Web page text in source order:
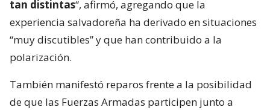
tan distintas“, afirmó, agregando que la
experiencia salvadoreña ha derivado en situaciones
“muy discutibles” y que han contribuido a la
polarización.
También manifestó reparos frente a la posibilidad
de que las Fuerzas Armadas participen junto a